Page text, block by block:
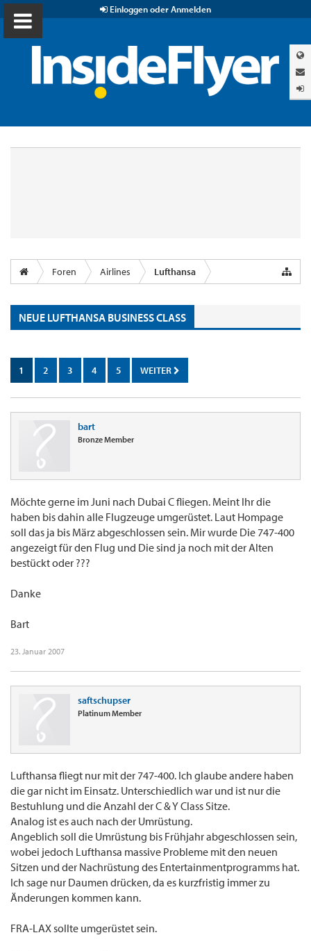
Einloggen oder Anmelden
Foren Airlines Lufthansa
NEUE LUFTHANSA BUSINESS CLASS
1 2 3 4 5 WEITER
bart
Bronze Member
Möchte gerne im Juni nach Dubai C fliegen. Meint Ihr die
haben bis dahin alle Flugzeuge umgerüstet. Laut Hompage
soll das ja bis März abgeschlossen sein. Mir wurde Die 747-400
angezeigt für den Flug und Die sind ja noch mit der Alten
bestückt oder ???
Danke
Bart
23. Januar 2007
saftschupser
Platinum Member
Lufthansa fliegt nur mit der 747-400. Ich glaube andere haben
die gar nicht im Einsatz. Unterschiedlich war und ist nur die
Bestuhlung und die Anzahl der C & Y Class Sitze.
Analog ist es auch nach der Umrüstung.
Angeblich soll die Umrüstung bis Frühjahr abgeschlossen sein,
wobei jedoch Lufthansa massive Probleme mit den neuen
Sitzen und der Nachrüstung des Entertainmentprogramms hat.
Ich sage nur Daumen drücken, da es kurzfristig immer zu
Änderungen kommen kann.
FRA-LAX sollte umgerüstet sein.